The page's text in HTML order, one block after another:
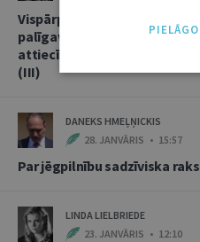
Vispārpieņemtās
palīgavota vieta un loma
attiecībās, sniedzot
(III)
DANEKS HMEĻŅICKIS
28. JANVĀRIS • 15:57
Par jēgpilnību sadzīviska
LINDA LIELBRIEDE
23. JANVĀRIS • 12:10